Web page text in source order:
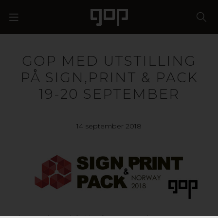
GOP MED UTSTILLING
PÅ SIGN,PRINT & PACK
19-20 SEPTEMBER
14 september 2018